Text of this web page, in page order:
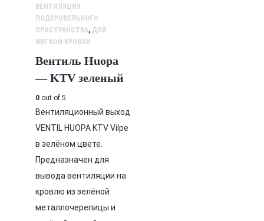
ВЕНТИЛЯЦИЯ
ПОДКРОВЕЛЬНОГО
ПРОСТРАНСТВА, ДЛЯ
МЯГКОЙ КРОВЛИ
Вентиль Huopa
— KTV зеленый
0 out of 5
Вентиляционный выход
VENTIL HUOPA KTV Vilpe
в зелёном цвете.
Предназначен для
вывода вентиляции на
кровлю из зелёной
металлочерепицы и